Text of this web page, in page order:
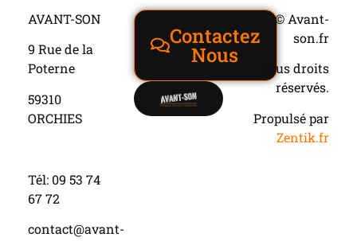
AVANT-SON
9 Rue de la
Poterne
59310
ORCHIES
Tél: 09 53 74
67 72
contact@avant-
Contactez
Nous
© Avant-
son.fr
Tous droits
réservés.
Propulsé par
Zentik.fr